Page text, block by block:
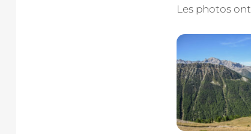
Les photos